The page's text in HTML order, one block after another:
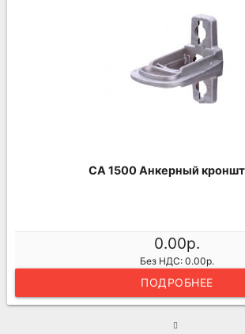
CA 1500 Анкерный
0.00р.
Без НДС: 0.00р.
ПОДРОБНЕЕ